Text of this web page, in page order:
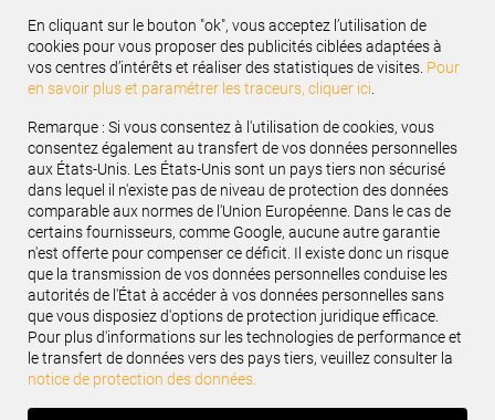
En cliquant sur le bouton "ok", vous acceptez l’utilisation de
cookies pour vous proposer des publicités ciblées adaptées à
vos centres d’intérêts et réaliser des statistiques de visites. Pour
en savoir plus et paramétrer les traceurs, cliquer ici
Remarque : Si vous consentez à l'utilisation de cookies, vous
consentez également au transfert de vos données personnelles
aux États-Unis. Les États-Unis sont un pays tiers non sécurisé
dans lequel il n'existe pas de niveau de protection des données
comparable aux normes de l'Union Européenne. Dans le cas de
certains fournisseurs, comme Google, aucune autre garantie
n'est offerte pour compenser ce déficit. Il existe donc un risque
que la transmission de vos données personnelles conduise les
autorités de l'État à accéder à vos données personnelles sans
que vous disposiez d'options de protection juridique efficace.
Pour plus d'informations sur les technologies de performance et
le transfert de données vers des pays tiers, veuillez consulter la
notice de protection des données.
Recevez notre newsletter
Renseignez votre e-mail
Suivez-nous :
SERVICES INDUSTRIELS
SERVICES VL & VUL